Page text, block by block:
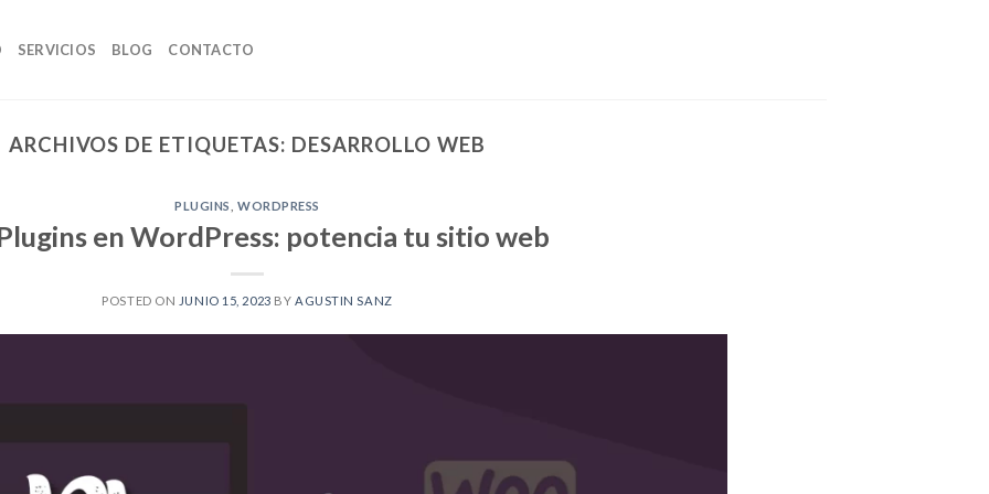
SERVICIOS BLOG CONTACTO
ARCHIVOS DE ETIQUETAS: DESARROLLO WEB
PLUGINS WORDPRESS
en WordPress: potencia tu sitio web
POSTED ON JUNIO 15, 2023 BY AGUSTIN SANZ